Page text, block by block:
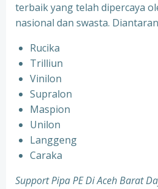
terbaik yang telah dipercaya
nasional dan swasta.
Rucika
Trilliun
Vinilon
Supralon
Maspion
Unilon
Langgeng
Caraka
Support Pipa PE Di Aceh Barat